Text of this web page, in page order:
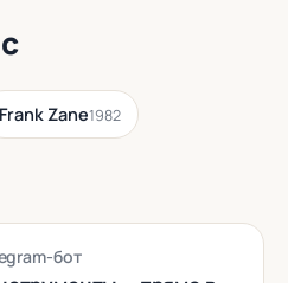
Frank Zane1982
бот